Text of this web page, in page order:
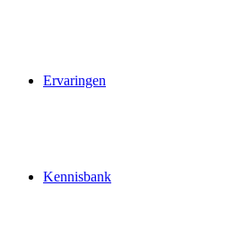
Ervaringen
Kennisbank